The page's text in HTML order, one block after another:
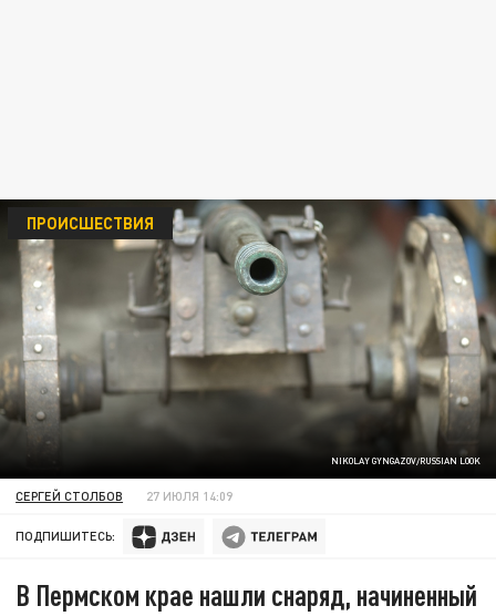
NIKOLAY GYNGAZOV/RUSSIAN LOOK
ПРОИСШЕСТВИЯ
СЕРГЕЙ СТОЛБОВ 27 ИЮЛЯ 14:09
ПОДПИШИТЕСЬ:
В Пермском крае нашли снаряд, начиненный